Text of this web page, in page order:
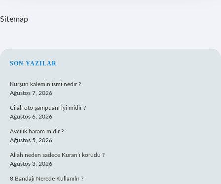
Sitemap
SIDEBAR
SON YAZILAR
Kurşun kalemin ismi nedir ?
Ağustos 7, 2026
Cilalı oto şampuanı iyi midir ?
Ağustos 6, 2026
Avcılık haram mıdır ?
Ağustos 5, 2026
Allah neden sadece Kuran’ı korudu ?
Ağustos 3, 2026
8 Bandajı Nerede Kullanılır ?